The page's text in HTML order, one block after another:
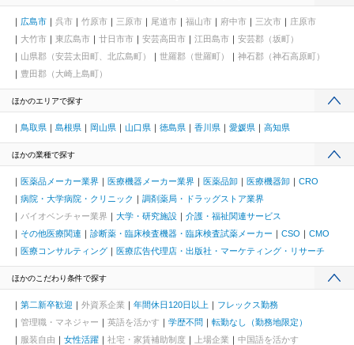
広島市 呉市 竹原市 三原市 尾道市 福山市 府中市 三次市
庄原市
大竹市
東広島市 廿日市市 安芸高田市 江田島市
安芸郡（坂町）
山県郡（安芸太田町、北広島町）
世羅郡（世羅町）
神石郡（神石高原町）
豊田郡（大崎上島町）
ほかのエリアで探す
鳥取県 島根県 岡山県 山口県 徳島県 香川県 愛媛県 高知県
ほかの業種で探す
医薬品メーカー業界 医療機器メーカー業界 医薬品卸 医療機器卸
CRO
病院・大学病院・クリニック
調剤薬局・ドラッグストア業界
バイオベンチャー業界
大学・研究施設
介護・福祉関連サービス
その他医療関連
診断薬・臨床検査機器・臨床検査試薬メーカー CSO
CMO
医療コンサルティング
医療広告代理店・出版社・マーケティング・リサーチ
ほかのこだわり条件で探す
第二新卒歓迎 外資系企業 年間休日120日以上
フレックス勤務
管理職・マネジャー
英語を活かす 学歴不問
転勤なし（勤務地限定）
服装自由
女性活躍 社宅・家賃補助制度 上場企業
中国語を活かす